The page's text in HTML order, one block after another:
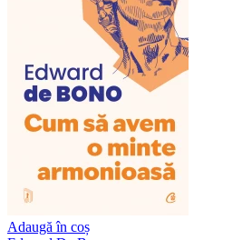
Adaugă în coș